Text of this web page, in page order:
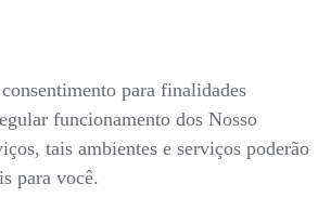
para finalidades
funcionamento dos Nosso
tais ambientes e serviços poderão
para você.